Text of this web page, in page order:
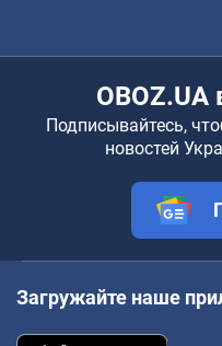
OBOZ.UA
Подписывайтесь,
новостей
Загружайте наше